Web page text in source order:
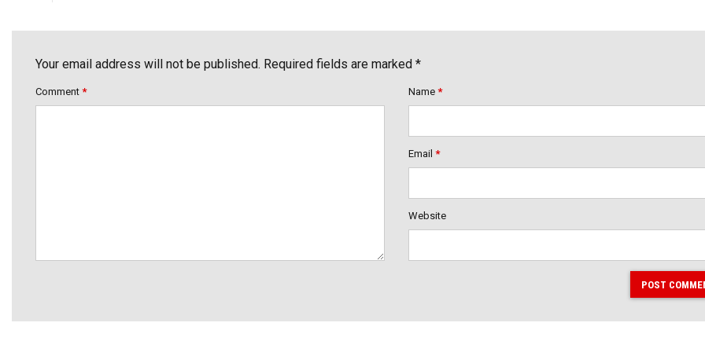
Your email address will not be published. Required fields are marked *
Comment * Name *
Email *
Website
POST